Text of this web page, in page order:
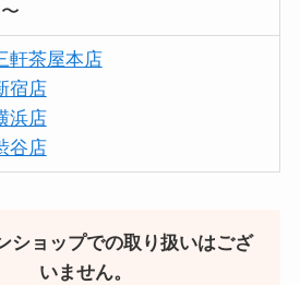
軒茶屋本店
宿店
浜店
谷店
ショップでの取り扱いはござ
いません。